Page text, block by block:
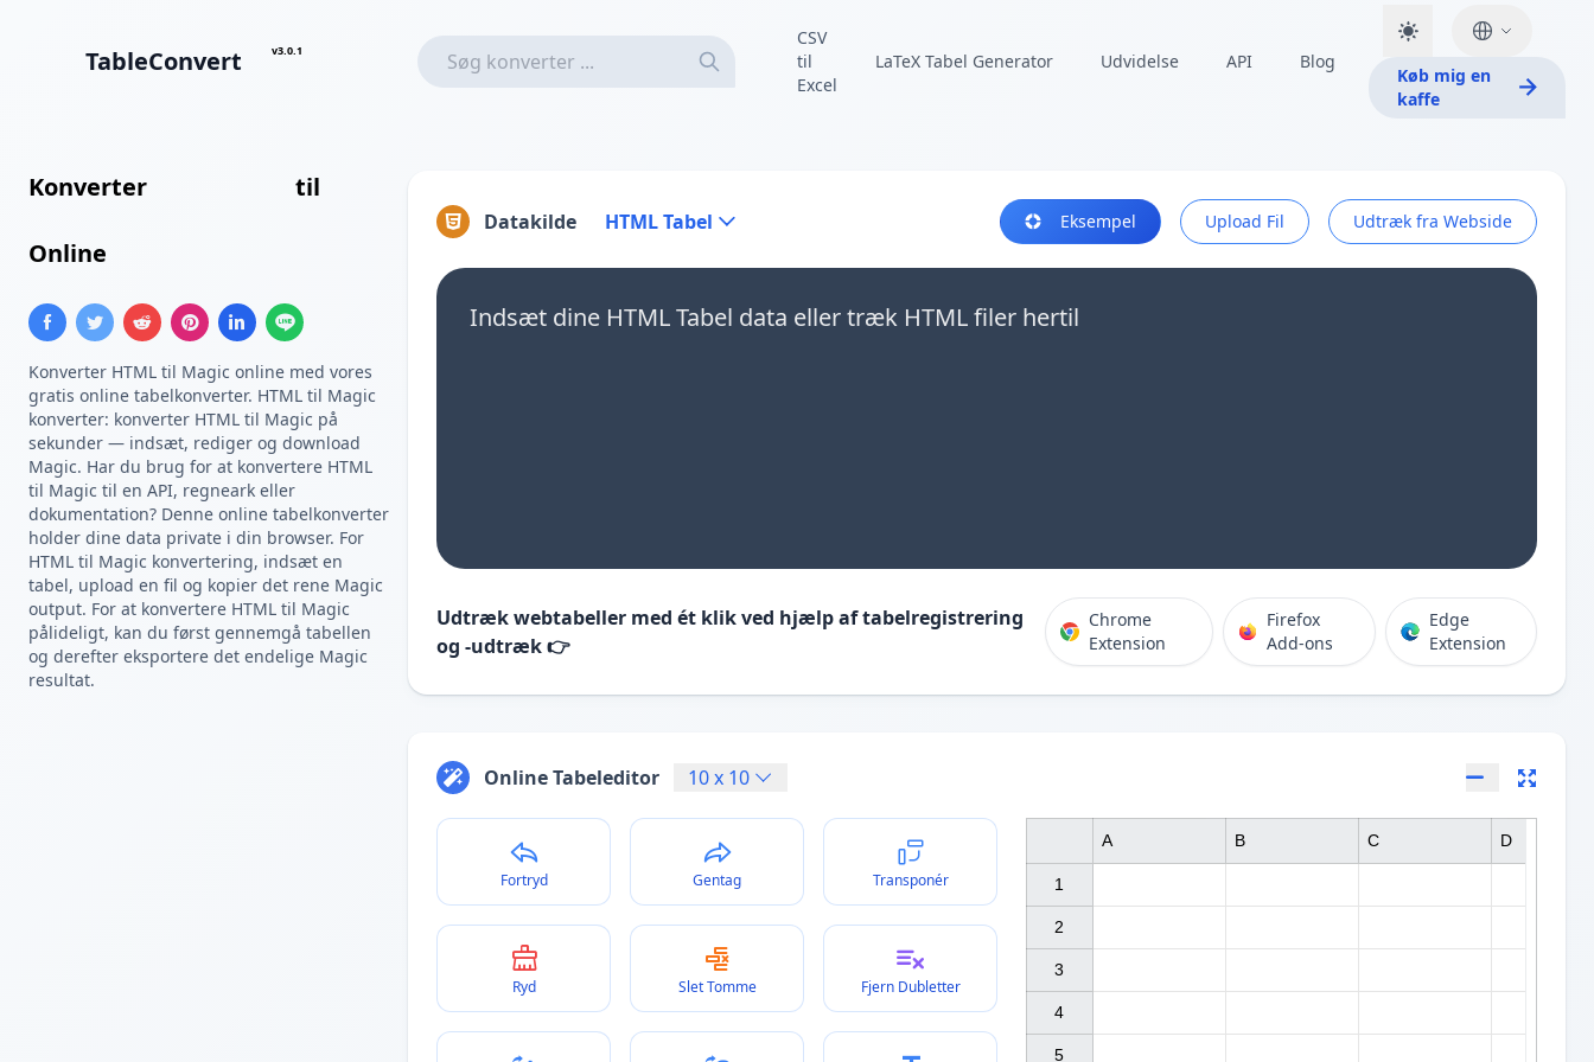
TableConvert v3.0.1
CSV
til
Excel
LaTeX Tabel Generator Udvidelse API Blog
Køb mig en
kaffe
Konverter
til
Online
Konverter HTML til Magic online med vores
gratis online tabelkonverter. HTML til Magic
konverter: konverter HTML til Magic på
sekunder — indsæt, rediger og download
Magic. Har du brug for at konvertere HTML
til Magic til en API, regneark eller
dokumentation? Denne online tabelkonverter
holder dine data private i din browser. For
HTML til Magic konvertering, indsæt en
tabel, upload en fil og kopier det rene Magic
output. For at konvertere HTML til Magic
pålideligt, kan du først gennemgå tabellen
og derefter eksportere det endelige Magic
resultat.
Datakilde HTML Tabel Eksempel Upload Fil Udtræk fra Webside
Indsæt dine HTML Tabel data eller træk HTML filer hertil
Udtræk webtabeller med ét klik ved hjælp af tabelregistrering
og -udtræk 👉
Chrome
Extension
Firefox
Add-ons
Edge
Extension
Online Tabeleditor 10x 10
Fortryd Gentag Transponér
Ryd Slet Tomme Fjern Dubletter
1
2
3
4
5
A B C D